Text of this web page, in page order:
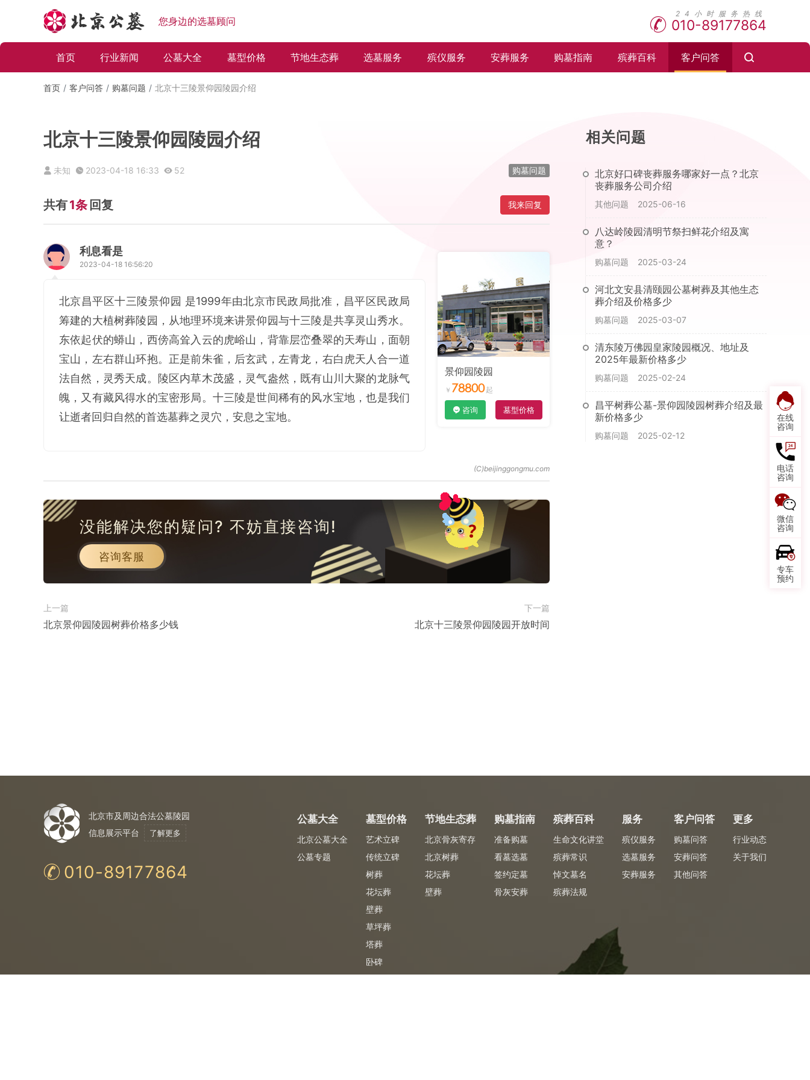
您身边的选墓顾问 010-89177864
首页 行业新闻 公墓大全 墓型价格 节地生态葬 选墓服务 殡仪服务 安葬服务 购墓指南 殡葬百科 客户问答
在线
咨询
电话
咨询
微信
咨询
专车
预约
首页 客户问答 购墓问题 北京十三陵景仰园陵园介绍
北京十三陵景仰园陵园介绍
未知 2023-04-18 16:33 52 购墓问题
共有1条 回复 我来回复
利息看是
2023-04-18 16:56:20
北京昌平区十三陵景仰园 是1999年由北京市民政局批准，昌平区民政局
筹建的大植树葬陵园，从地理环境来讲景仰园与十三陵是共享灵山秀水。
东依起伏的蟒山，西傍高耸入云的虎峪山，背靠层峦叠翠的天寿山，面朝
宝山，左右群山环抱。正是前朱雀，后玄武，左青龙，右白虎天人合一道
法自然，灵秀天成。陵区内草木茂盛，灵气盎然，既有山川大聚的龙脉气
魄，又有藏风得水的宝密形局。十三陵是世间稀有的风水宝地，也是我们
让逝者回归自然的首选墓葬之灵穴，安息之宝地。
景仰园陵园
78800
咨询 墓型价格
没能解决您的疑问? 不妨直接咨询!
咨询客服
上一篇
北京景仰园陵园树葬价格多少钱
下一篇
北京十三陵景仰园陵园开放时间
相关问题
北京好口碑丧葬服务哪家好一点？北京
丧葬服务公司介绍
其他问题 2025-06-16
八达岭陵园清明节祭扫鲜花介绍及寓
意？
购墓问题 2025-03-24
河北文安县清颐园公墓树葬及其他生态
葬介绍及价格多少
购墓问题 2025-03-07
清东陵万佛园皇家陵园概况、地址及
2025年最新价格多少
购墓问题 2025-02-24
昌平树葬公墓-景仰园陵园树葬介绍及最
新价格多少
购墓问题 2025-02-12
北京市及周边合法公墓陵园
信息展示平台
了解更多
010-89177864
公墓大全
北京公墓大全
公墓专题
墓型价格
艺术立碑
传统立碑
树葬
花坛葬
壁葬
草坪葬
塔葬
卧碑
节地生态葬
北京骨灰寄存
北京树葬
花坛葬
壁葬
购墓指南
准备购墓
看墓选墓
签约定墓
骨灰安葬
殡葬百科
生命文化讲堂
殡葬常识
悼文墓名
殡葬法规
服务
殡仪服务
选墓服务
安葬服务
客户问答
购墓问答
安葬问答
其他问答
更多
行业动态
关于我们